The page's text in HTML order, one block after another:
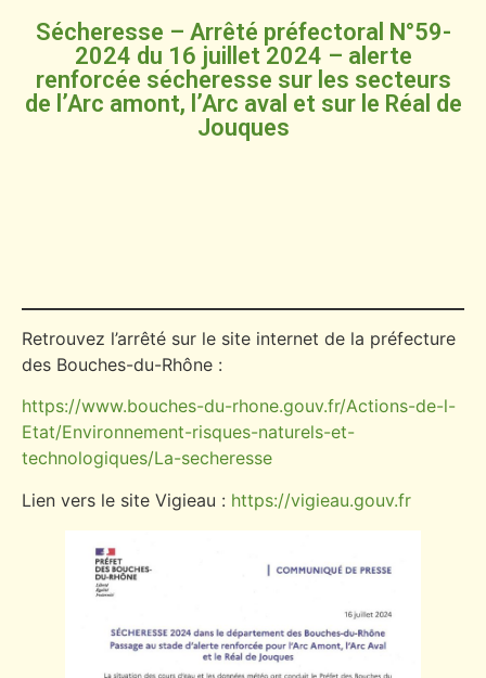
Sécheresse – Arrêté préfectoral N°59-
2024 du 16 juillet 2024 – alerte
renforcée sécheresse sur les secteurs
de l’Arc amont, l’Arc aval et sur le Réal de
Jouques
Retrouvez l’arrêté sur le site internet de la préfecture
des Bouches-du-Rhône :
https://www.bouches-du-rhone.gouv.fr/Actions-de-l-
Etat/Environnement-risques-naturels-et-
technologiques/La-secheresse
Lien vers le site Vigieau : https://vigieau.gouv.fr